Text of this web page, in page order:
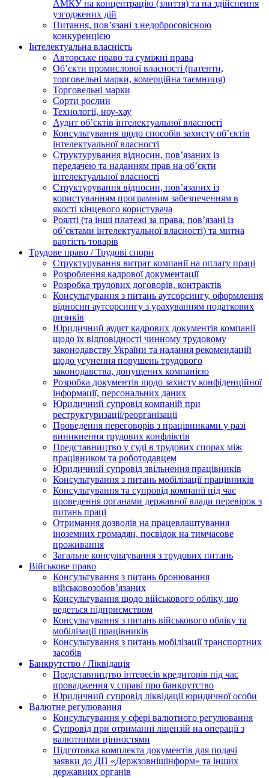
АМКУ на концентрацію (злиття) та на здійснення
узгоджених дій
Питання, пов’язані з недобросовісною
конкуренцією
Інтелектуальна власність
Авторське право та суміжні права
Oб’єкти промислової власності (патенти,
торговельні марки, комерційна таємниця)
Торговельні марки
Сорти рослин
Технології, ноу-хау
Аудит об’єктів інтелектуальної власності
Консультування щодо способів захисту об’єктів
інтелектуальної власності
Структурування відносин, пов’язаних із
передачею та наданням прав на об’єкти
інтелектуальної власності
Структурування відносин, пов’язаних із
користуванням програмним забезпеченням в
якості кінцевого користувача
Роялті (та інші платежі за права, пов’язані із
об’єктами інтелектуальної власності) та митна
вартість товарів
Трудове право / Трудові спори
Cтруктурування витрат компанії на оплату праці
Розроблення кадрової документації
Розробка трудових договорів, контрактів
Консультування з питань аутсорсингу, оформлення
відносин аутсорсингу з урахуванням податкових
ризиків
Юридичний аудит кадрових документів компанії
щодо їх відповідності чинному трудовому
законодавству України та надання рекомендацій
щодо усунення порушень трудового
законодавства, допущених компанією
Розробка документів щодо захисту конфіденційної
інформації, персональних даних
Юридичний супровід компаній при
реструктуризації/реорганізації
Проведення переговорів з працівниками у разі
виникнення трудових конфліктів
Представництво у суді в трудових спорах між
працівником та роботодавцем
Юридичний супровід звільнення працівників
Консультування з питань мобілізації працівників
Консультування та супровід компанії під час
проведення органами державної влади перевірок з
питань праці
Отримання дозволів на працевлаштування
іноземних громадян, посвідок на тимчасове
проживання
Загальне консультування з трудових питань
Військове право
Консультування з питань бронювання
військовозобов’язаних
Консультування щодо військового обліку, що
ведеться підприємством
Консультування з питань військового обліку та
мобілізації працівників
Консультування з питань мобілізації транспортних
засобів
Банкрутство / Ліквідація
Представництво інтересів кредиторів під час
провадження у справі про банкрутство
Юридичний супровід ліквідації юридичної особи
Валютне регулювання
Консультування у сфері валютного регулювання
Супровід при отриманні ліцензій на операції з
валютними цінностями
Підготовка комплекта документів для подачі
заявки до ДП «Держзовнішінформ» та інших
державних органів